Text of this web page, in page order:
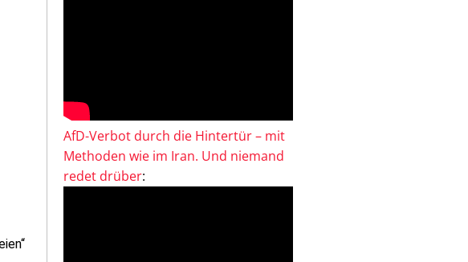
AfD-Verbot durch die Hintertür – mit
Methoden wie im Iran. Und niemand
redet drüber: